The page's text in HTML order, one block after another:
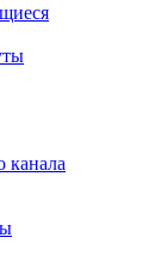
канала